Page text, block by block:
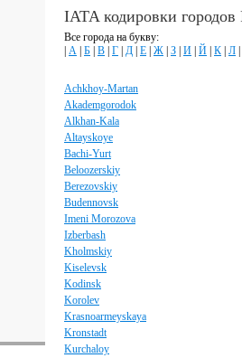
IATA кодировки городов
Все города на букву:
А Б В Г Д Е Ж З И Й К Л
Achkhoy-Martan
Akademgorodok
Alkhan-Kala
Altayskoye
Bachi-Yurt
Beloozerskiy
Berezovskiy
Budennovsk
Imeni Morozova
Izberbash
Kholmskiy
Kiselevsk
Kodinsk
Korolev
Krasnoarmeyskaya
Kronstadt
Kurchaloy